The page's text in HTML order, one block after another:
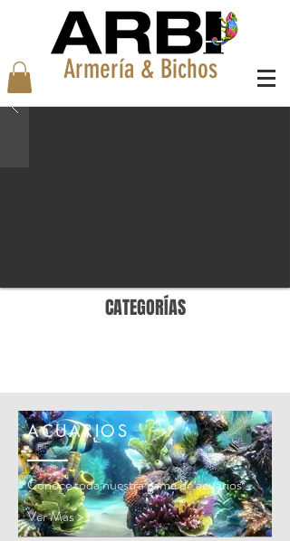
Armería & Bichos
CATEGORÍAS
ACUARIOS
Conoce toda nuestra gama de acuarios
Ver Más >